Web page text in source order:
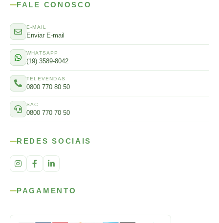
FALE CONOSCO
E-MAIL
Enviar E-mail
WHATSAPP
(19) 3589-8042
TELEVENDAS
0800 770 80 50
SAC
0800 770 70 50
REDES SOCIAIS
PAGAMENTO